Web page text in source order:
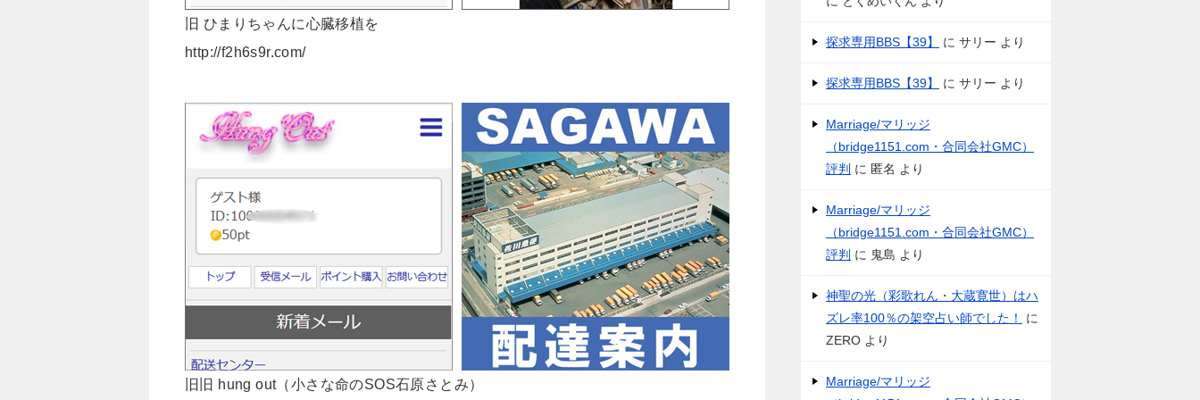
旧 ひまりちゃんに心臓移植を
http://f2h6s9r.com/
旧旧 hung out（小さな命のSOS石原さとみ）
探求専用BBS【39】 に サリー より
探求専用BBS【39】 に サリー より
Marriage/マリッジ
（bridge1151.com・合同会社GMC）
評判 に 匿名 より
Marriage/マリッジ
（bridge1151.com・合同会社GMC）
評判 に 鬼島 より
神聖の光（彩歌れん・大蔵寛世）はハ
ズレ率100％の架空占い師でした！
に
ZERO より
Marriage/マリッジ